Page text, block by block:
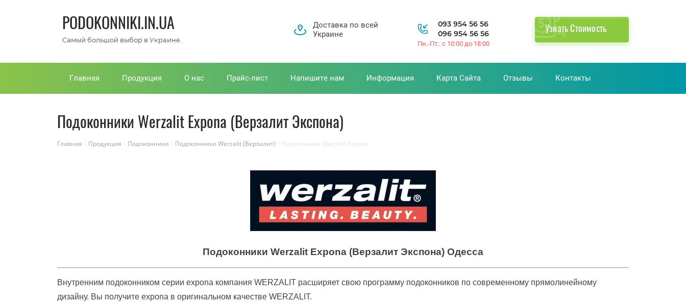
PODOKONNIKI.IN.UA
Самый большой выбор в Украине.
Доставка по всей
Украине
093 954 56 56
096 954 56 56
Пн.-Пт.: с 10:00 до 18:00
Узнать Стоимость
Главная Продукция О нас Прайс-лист Напишите нам Информация Карта Сайта Отзывы Контакты
Подоконники Werzalit Expona (Верзалит Экспона)
Главная Продукция Подоконники Подоконники Werzalit (Верзалит) \ Подоконники Werzalit Expona
Подоконники Werzalit Expona (Верзалит Экспона) Одесса
Внутренним подоконником серии expona компания WERZALIT расширяет свою программу подоконников по современному прямолинейному
дизайну. Вы получите expona в оригинальном качестве WERZALIT.